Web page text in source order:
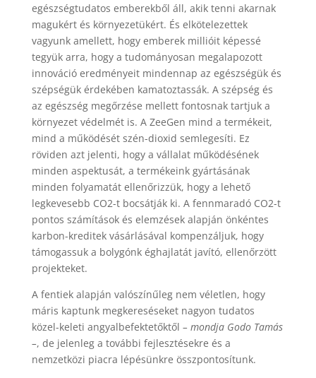
egészségtudatos emberekből áll, akik tenni akarnak
magukért és környezetükért. És elkötelezettek
vagyunk amellett, hogy emberek millióit képessé
tegyük arra, hogy a tudományosan megalapozott
innováció eredményeit mindennap az egészségük és
szépségük érdekében kamatoztassák. A szépség és
az egészség megőrzése mellett fontosnak tartjuk a
környezet védelmét is. A ZeeGen mind a termékeit,
mind a működését szén-dioxid semlegesíti. Ez
röviden azt jelenti, hogy a vállalat működésének
minden aspektusát, a termékeink gyártásának
minden folyamatát ellenőrizzük, hogy a lehető
legkevesebb CO2-t bocsátják ki. A fennmaradó CO2-t
pontos számítások és elemzések alapján önkéntes
karbon-kreditek vásárlásával kompenzáljuk, hogy
támogassuk a bolygónk éghajlatát javító, ellenőrzött
projekteket.
A fentiek alapján valószínűleg nem véletlen, hogy
máris kaptunk megkereséseket nagyon tudatos
közel-keleti angyalbefektetőktől – mondja Godo Tamás
–, de jelenleg a további fejlesztésekre és a
nemzetközi piacra lépésünkre összpontosítunk.